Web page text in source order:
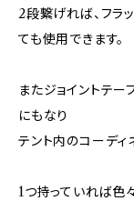
2段繋げれば、フラ
ても使用できます。
またジョイントテー
にもなり
テント内のコーディ
1つ持っていれば色